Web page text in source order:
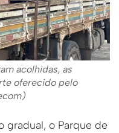
acolhidas, as
oferecido pelo
gradual, o Parque de